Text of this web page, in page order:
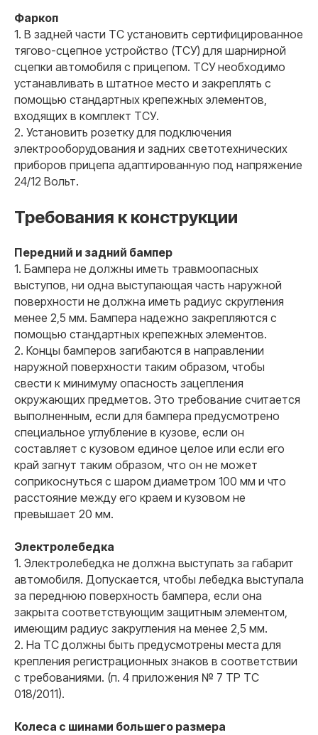
Фаркоп
1. В задней части ТС установить сертифицированное
тягово-сцепное устройство (ТСУ) для шарнирной
сцепки автомобиля с прицепом. ТСУ необходимо
устанавливать в штатное место и закреплять с
помощью стандартных крепежных элементов,
входящих в комплект ТСУ.
2. Установить розетку для подключения
электрооборудования и задних светотехнических
приборов прицепа адаптированную под напряжение
24/12 Вольт.
Требования к конструкции
Передний и задний бампер
1. Бампера не должны иметь травмоопасных
выступов, ни одна выступающая часть наружной
поверхности не должна иметь радиус скругления
менее 2,5 мм. Бампера надежно закрепляются с
помощью стандартных крепежных элементов.
2. Концы бамперов загибаются в направлении
наружной поверхности таким образом, чтобы
свести к минимуму опасность зацепления
окружающих предметов. Это требование считается
выполненным, если для бампера предусмотрено
специальное углубление в кузове, если он
составляет с кузовом единое целое или если его
край загнут таким образом, что он не может
соприкоснуться с шаром диаметром 100 мм и что
расстояние между его краем и кузовом не
превышает 20 мм.
Электролебедка
1. Электролебедка не должна выступать за габарит
автомобиля. Допускается, чтобы лебедка выступала
за переднюю поверхность бампера, если она
закрыта соответствующим защитным элементом,
имеющим радиус закругления на менее 2,5 мм.
2. На ТС должны быть предусмотрены места для
крепления регистрационных знаков в соответствии
с требованиями. (п. 4 приложения № 7 ТР ТС
018/2011).
Колеса с шинами большего размера